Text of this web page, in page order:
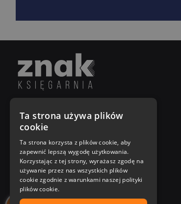
Poniedziałek - Piątek
8:00 - 18:00
[email protected]
Bądź z nami na bieżąco
Ta strona używa plików
cookie
Ta strona korzysta z plików cookie, aby
zapewnić lepszą wygodę użytkowania.
Korzystając z tej strony, wyrażasz zgodę na
używanie przez nas wszystkich plików
cookie zgodnie z warunkami naszej polityki
plików cookie.